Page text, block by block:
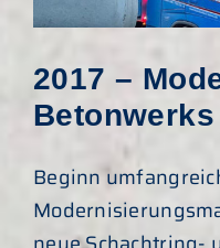
2017 –
Betonwerks
Beginn